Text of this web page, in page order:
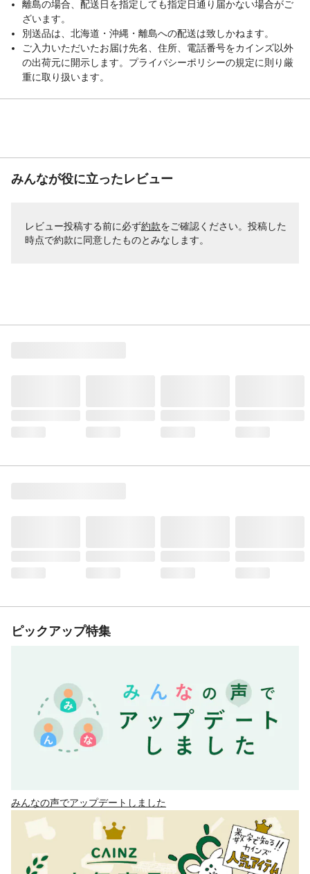
離島の場合、配送日を指定しても指定日通り届かない場合がご
ざいます。
別送品は、北海道・沖縄・離島への配送は致しかねます。
ご入力いただいたお届け先名、住所、電話番号をカインズ以外
の出荷元に開示します。プライバシーポリシーの規定に則り厳
重に取り扱います。
みんなが役に立ったレビュー
レビュー投稿する前に必ず約款をご確認ください。投稿した
時点で約款に同意したものとみなします。
ピックアップ特集
みんなの声でアップデートしました